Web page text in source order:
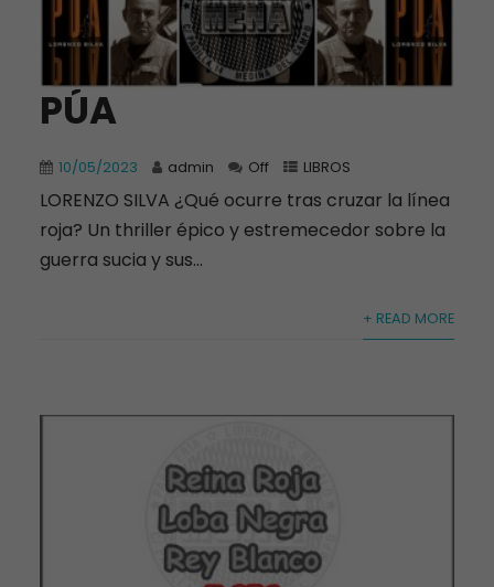
PÚA
10/05/2023 admin Off LIBROS
LORENZO SILVA ¿Qué ocurre tras cruzar la línea
roja? Un thriller épico y estremecedor sobre la
guerra sucia y sus...
+ READ MORE